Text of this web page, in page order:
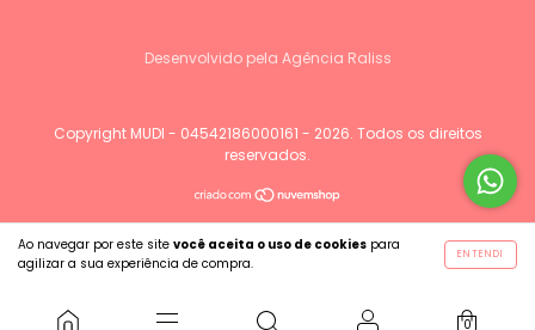
Ao navegar por este site você aceita o uso de cookies para
agilizar a sua experiência de compra.
ENTENDI
0
Desenvolvido pela Agência Raliss
Copyright MUDI - 04542186000161 - 2026. Todos os direitos
reservados.